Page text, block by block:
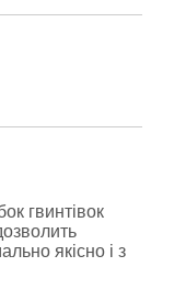
гвинтівок
якісно і з